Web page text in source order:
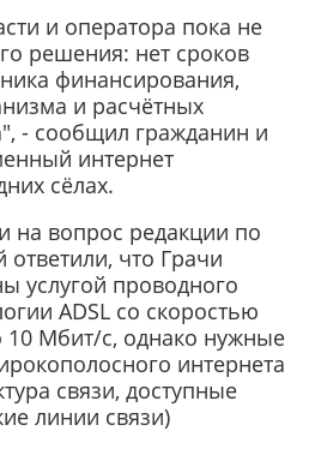
и оператора пока не
решения: нет сроков
финансирования,
и расчётных
- сообщил гражданин и
интернет
сёлах.
на вопрос редакции по
что Грачи
услугой проводного
ADSL со скоростью
10 Мбит/с, однако нужные
интернета
связи, доступные
линии связи)